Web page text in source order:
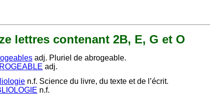
lettres contenant 2B, E, G et O
adj. Pluriel de abrogeable.
adj.
n.f. Science du livre, du texte et de l’écrit.
n.f.